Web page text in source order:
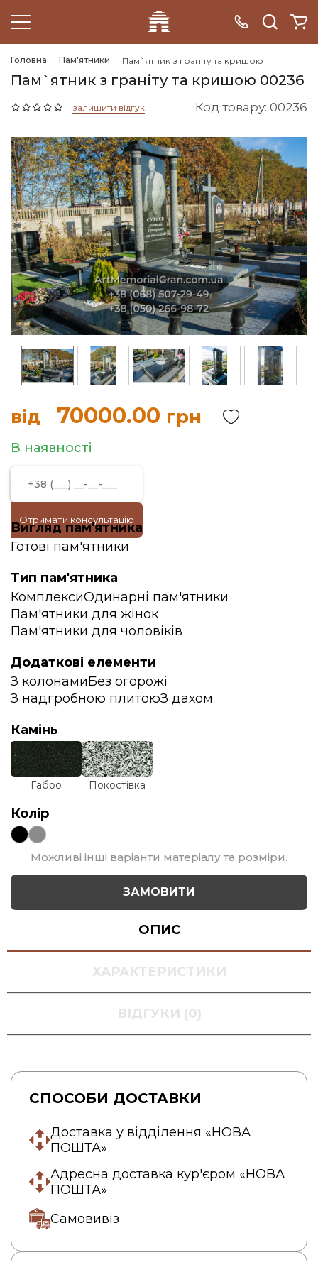
Головна Пам'ятники Пам`ятник з граніту та кришою
Пам`ятник з граніту та кришою 00236
залишити відгук Код товару: 00236
від 70000.00 грн
В наявності
Отримати консультацію
Вигляд пам'ятника
Готові пам'ятники
Тип пам'ятника
КомплексиОдинарні пам'ятники
Пам'ятники для жінок
Пам'ятники для чоловіків
Додаткові елементи
З колонамиБез огорожі
З надгробною плитоюЗ дахом
Камінь
Габро Покостівка
Колір
Можливі інші варіанти матеріалу та розміри.
ЗАМОВИТИ
ОПИС
ХАРАКТЕРИСТИКИ
ВІДГУКИ (0)
СПОСОБИ ДОСТАВКИ
Доставка у відділення «НОВА
ПОШТА»
Адресна доставка кур'єром «НОВА
ПОШТА»
Самовивіз